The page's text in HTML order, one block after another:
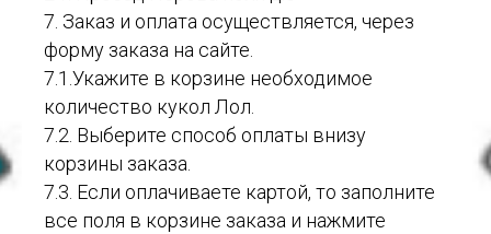
7. Заказ и оплата осуществляется, через
форму заказа на сайте.
7.1.Укажите в корзине необходимое
количество кукол Лол.
7.2. Выберите способ оплаты внизу
корзины заказа.
7.3. Если оплачиваете картой, то заполните
все поля в корзине заказа и нажмите